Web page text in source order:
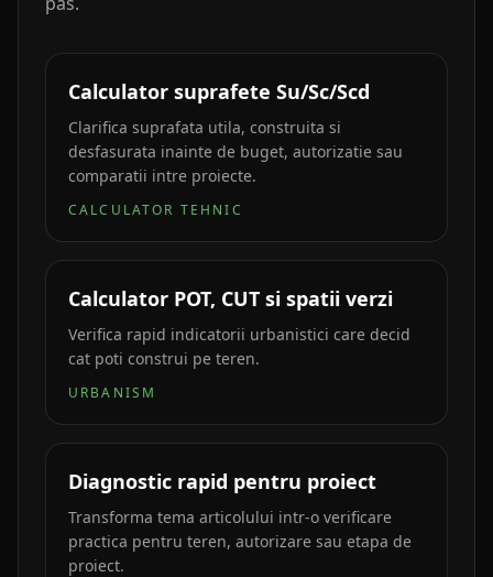
Calculator suprafete Su/Sc/Scd
Clarifica suprafata utila, construita si
desfasurata inainte de buget, autorizatie sau
comparatii intre proiecte.
CALCULATOR TEHNIC
Calculator POT, CUT si spatii verzi
Verifica rapid indicatorii urbanistici care decid
cat poti construi pe teren.
URBANISM
Diagnostic rapid pentru proiect
Transforma tema articolului intr-o verificare
practica pentru teren, autorizare sau etapa de
proiect.